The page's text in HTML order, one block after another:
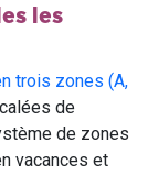
les
trois zones (A,
de
de zones
vacances et